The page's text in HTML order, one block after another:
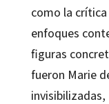
como la
enfoques
figuras
fueron Marie
invisibilizadas,